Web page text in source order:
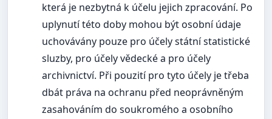
která je nezbytná k účelu jejich zpracování. Po
uplynutí této doby mohou být osobní údaje
uchovávány pouze pro účely státní statistické
sluzby, pro účely vědecké a pro účely
archivnictví. Při pouzití pro tyto účely je třeba
dbát práva na ochranu před neoprávněným
zasahováním do soukromého a osobního